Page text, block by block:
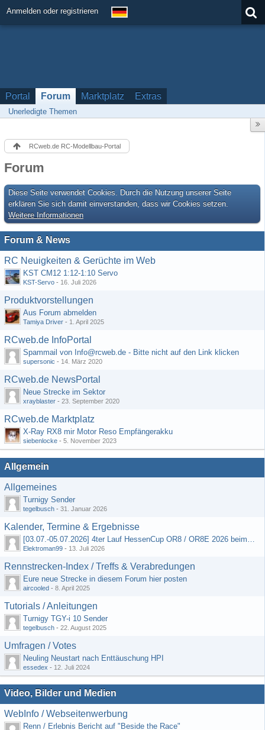
Anmelden oder registrieren
Portal Forum Marktplatz Extras
Unerledigte Themen
RCweb.de RC-Modellbau-Portal
Forum
Diese Seite verwendet Cookies. Durch die Nutzung unserer Seite
erklären Sie sich damit einverstanden, dass wir Cookies setzen.
Weitere Informationen
Forum & News
RC Neuigkeiten & Gerüchte im Web
KST CM12 1:12-1:10 Servo
KST-Servo - 16. Juli 2026
Produktvorstellungen
Aus Forum abmelden
Tamiya Driver - 1. April 2025
RCweb.de InfoPortal
Spammail von Info@rcweb.de - Bitte nicht auf den Link klicken
supersonic - 14. März 2020
RCweb.de NewsPortal
Neue Strecke im Sektor
xrayblaster - 23. September 2020
RCweb.de Marktplatz
X-Ray RX8 mir Motor Reso Empfängerakku
siebenlocke - 5. November 2023
Allgemein
Allgemeines
Turnigy Sender
tegelbusch - 31. Januar 2026
Kalender, Termine & Ergebnisse
[03.07.-05.07.2026] 4ter Lauf HessenCup OR8 / OR8E 2026 beim MSV Linsengericht e.V.
Elektroman99 - 13. Juli 2026
Rennstrecken-Index / Treffs & Verabredungen
Eure neue Strecke in diesem Forum hier posten
aircooled - 8. April 2025
Tutorials / Anleitungen
Turnigy TGY-i 10 Sender
tegelbusch - 22. August 2025
Umfragen / Votes
Neuling Neustart nach Enttäuschung HPI
essedex - 12. Juli 2024
Video, Bilder und Medien
WebInfo / Webseitenwerbung
Renn / Erlebnis Bericht auf "Beside the Race"